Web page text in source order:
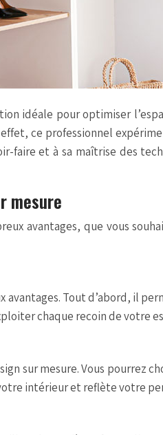
idéale pour optimiser
ce professionnel
faire et à sa maîtrise des
mesure
avantages, que vous
Tout d’abord, il
chaque recoin de votre
sur mesure. Vous pourrez
intérieur et reflète votre